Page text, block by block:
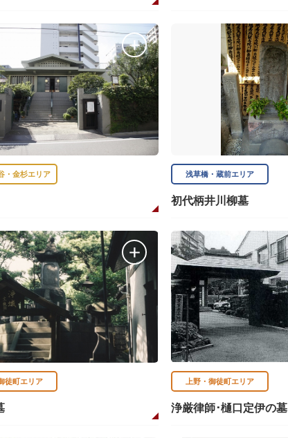
・金杉エリア 浅草橋・蔵前エリア
初代柄井川柳墓
徒町エリア 上野・御徒町エリア
浄厳律師･樋口定伊の墓